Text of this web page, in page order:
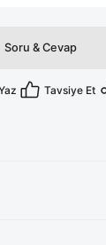
Soru & Cevap
Tavsiye Et